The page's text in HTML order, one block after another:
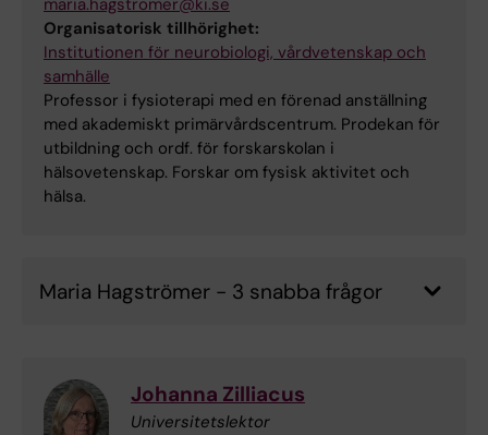
maria.hagstromer@ki.se
Organisatorisk tillhörighet:
Institutionen för neurobiologi, vårdvetenskap och
samhälle
Professor i fysioterapi med en förenad anställning
med akademiskt primärvårdscentrum. Prodekan för
utbildning och ordf. för forskarskolan i
hälsovetenskap. Forskar om fysisk aktivitet och
hälsa.
Maria Hagströmer - 3 snabba frågor
Johanna Zilliacus
Universitetslektor